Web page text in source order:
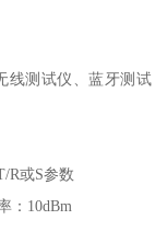
线测试仪、蓝牙测试
R或S参数
：10dBm